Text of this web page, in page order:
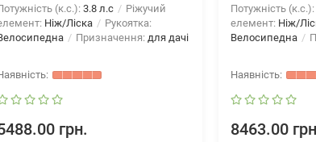
(к.с.): 3.8 л.с
Ріжучий
Ніж/Ліска
Рукоятка:
Призначення: для дачі
грн.
Потужність (к.с.):
елемент: Ніж/
Велосипедна
8463.00